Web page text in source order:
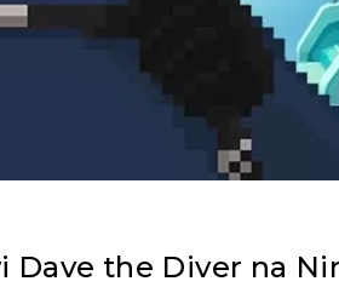
Dave the Diver na